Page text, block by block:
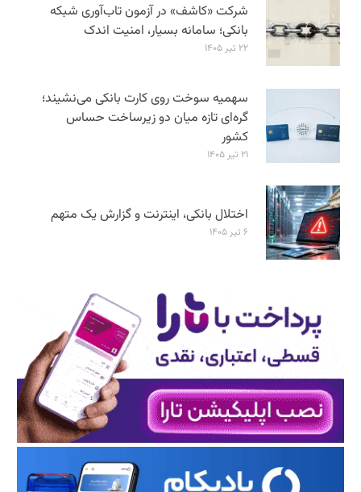
شرکت «کاشف» در آزمون تاب‌آوری شبکه
بانکی؛ سامانه‌ بسیار، امنیت اندک
۲۲ تیر ۱۴۰۵
سهمیه سوخت روی کارت بانکی می‌نشیند؛
گره‌ای تازه میان دو زیرساخت حساس
کشور
۲۱ تیر ۱۴۰۵
اختلال بانکی، اینترنت و گزارش یک متهم
۶ تیر ۱۴۰۵